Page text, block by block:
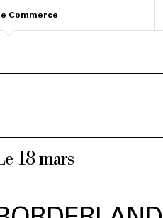
Commerce
18 mars